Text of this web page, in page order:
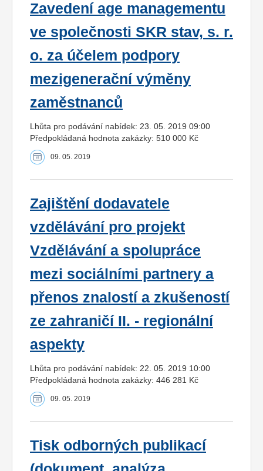
Zavedení age managementu
ve společnosti SKR stav, s. r.
o. za účelem podpory
mezigenerační výměny
zaměstnanců
Lhůta pro podávání nabídek: 23. 05. 2019 09:00
Předpokládaná hodnota zakázky: 510 000 Kč
09. 05. 2019
Zajištění dodavatele
vzdělávání pro projekt
Vzdělávání a spolupráce
mezi sociálními partnery a
přenos znalostí a zkušeností
ze zahraničí II. - regionální
aspekty
Lhůta pro podávání nabídek: 22. 05. 2019 10:00
Předpokládaná hodnota zakázky: 446 281 Kč
09. 05. 2019
Tisk odborných publikací